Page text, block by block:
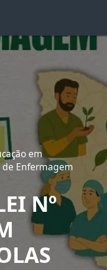
em
de Enfermagem
Nº